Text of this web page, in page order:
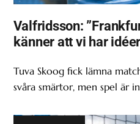
Valfridsson:
känner att vi har
Tuva Skoog fick lämna
svåra smärtor, men spel är